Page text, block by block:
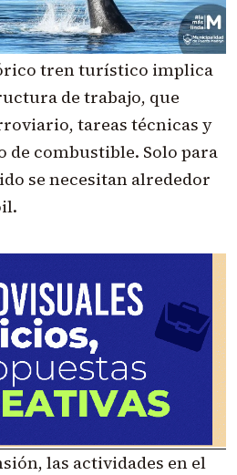
tren turístico implica
de trabajo, que
tareas técnicas y
de combustible. Solo para
se necesitan alrededor
las actividades en el